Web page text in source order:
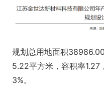
规划总用地面积
5.22平方米，容积率
3%。